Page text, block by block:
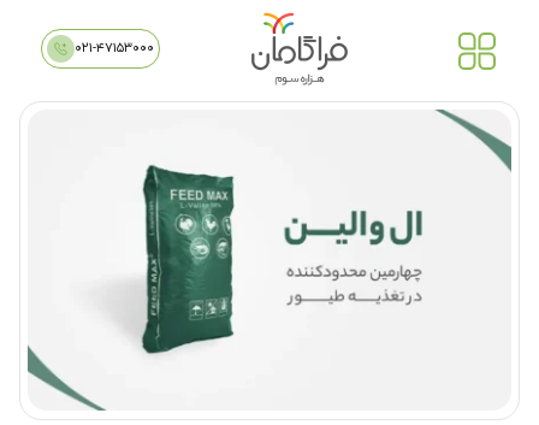
۰۲۱-۴۷۱۵۳۰۰۰